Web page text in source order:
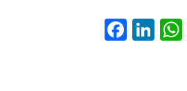
Fa
ce
Li
nk